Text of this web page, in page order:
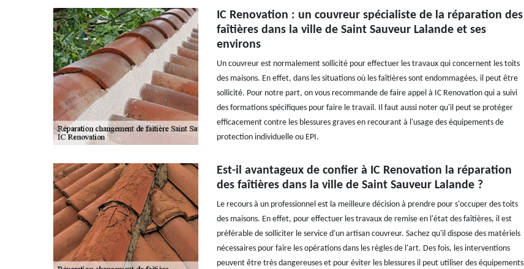
IC Renovation : un couvreur spécialiste de la réparation des
faîtières dans la ville de Saint Sauveur Lalande et ses
environs
Un couvreur est normalement sollicité pour effectuer les travaux qui concernent les toits
des maisons. En effet, dans les situations où les faîtières sont endommagées, il peut être
sollicité. Pour notre part, on vous recommande de faire appel à IC Renovation qui a suivi
des formations spécifiques pour faire le travail. Il faut aussi noter qu'il peut se protéger
efficacement contre les blessures graves en recourant à l'usage des équipements de
protection individuelle ou EPI.
Est-il avantageux de confier à IC Renovation la réparation
des faîtières dans la ville de Saint Sauveur Lalande ?
Le recours à un professionnel est la meilleure décision à prendre pour s'occuper des toits
des maisons. En effet, pour effectuer les travaux de remise en l'état des faîtières, il est
préférable de solliciter le service d'un artisan couvreur. Sachez qu'il dispose des matériels
nécessaires pour faire les opérations dans les règles de l'art. Des fois, les interventions
peuvent être très dangereuses et pour éviter les blessures il peut utiliser des équipements